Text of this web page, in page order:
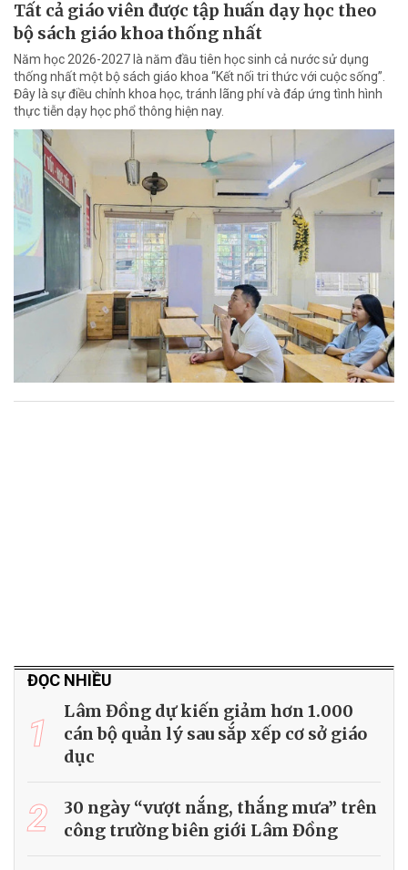
Tất cả giáo viên được tập huấn dạy học theo
bộ sách giáo khoa thống nhất
Năm học 2026-2027 là năm đầu tiên học sinh cả nước sử dụng
thống nhất một bộ sách giáo khoa “Kết nối tri thức với cuộc sống”.
Đây là sự điều chỉnh khoa học, tránh lãng phí và đáp ứng tình hình
thực tiễn dạy học phổ thông hiện nay.
ĐỌC NHIỀU
1
Lâm Đồng dự kiến giảm hơn 1.000
cán bộ quản lý sau sắp xếp cơ sở giáo
dục
2
30 ngày “vượt nắng, thắng mưa” trên
công trường biên giới Lâm Đồng